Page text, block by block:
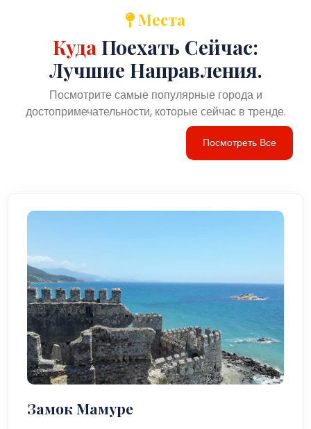
Места
Куда Поехать Сейчас:
Лучшие Направления.
Посмотрите самые популярные города и
достопримечательности, которые сейчас в тренде.
Посмотреть Все
Замок Мамуре